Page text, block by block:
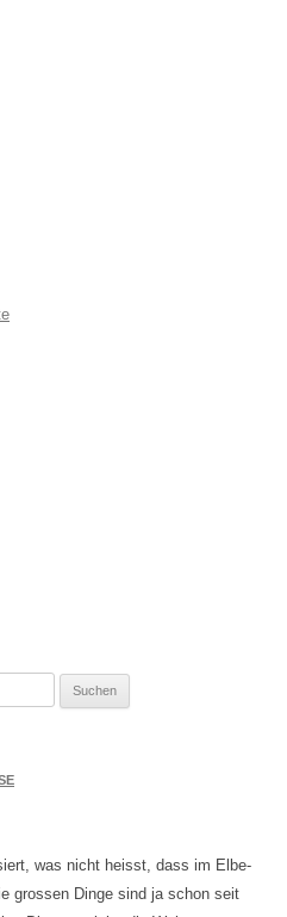
was nicht heisst, dass im Elbe-
grossen Dinge sind ja schon seit